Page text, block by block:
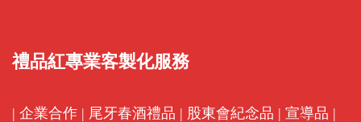
禮品紅專業客製化服務
| 企業合作 | 尾牙春酒禮品 | 股東會紀念品 | 宣導品 |